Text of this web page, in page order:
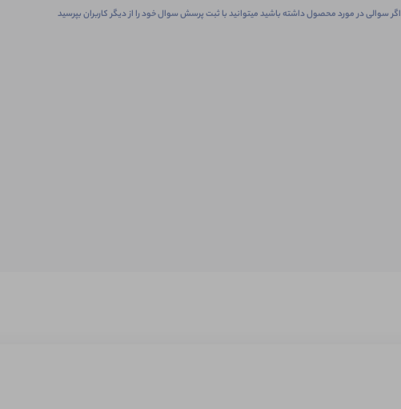
اگر سوالی در مورد محصول داشته باشید میتوانید با ثبت پرسش سوال خود را از دیگر کاربران بپرسید